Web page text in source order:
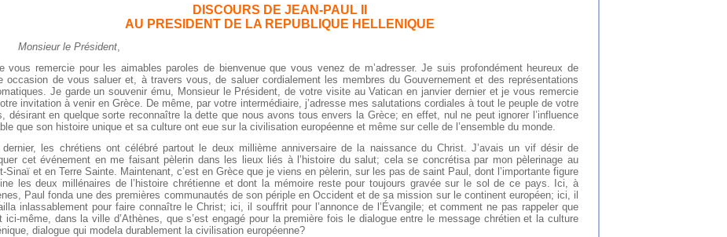
DISCOURS DE JEAN-PAUL II
AU PRESIDENT DE LA REPUBLIQUE HELLENIQUE
Monsieur le Président,
vous remercie pour les aimables paroles de bienvenue que vous venez de m’adresser. Je suis profondément heureux de
occasion de vous saluer et, à travers vous, de saluer cordialement les membres du Gouvernement et des représentations
Je garde un souvenir ému, Monsieur le Président, de votre visite au Vatican en janvier dernier et je vous remercie
invitation à venir en Grèce. De même, par votre intermédiaire, j’adresse mes salutations cordiales à tout le peuple de votre
désirant en quelque sorte reconnaître la dette que nous avons tous envers la Grèce; en effet, nul ne peut ignorer l’influence
que son histoire unique et sa culture ont eue sur la civilisation européenne et même sur celle de l’ensemble du monde.
dernier, les chrétiens ont célébré partout le deux millième anniversaire de la naissance du Christ. J’avais un vif désir de
cet événement en me faisant pèlerin dans les lieux liés à l’histoire du salut; cela se concrétisa par mon pèlerinage au
Sinaï et en Terre Sainte. Maintenant, c’est en Grèce que je viens en pèlerin, sur les pas de saint Paul, dont l’importante figure
les deux millénaires de l’histoire chrétienne et dont la mémoire reste pour toujours gravée sur le sol de ce pays. Ici, à
Paul fonda une des premières communautés de son périple en Occident et de sa mission sur le continent européen; ici, il
inlassablement pour faire connaître le Christ; ici, il souffrit pour l’annonce de l’Évangile; et comment ne pas rappeler que
ici-même, dans la ville d’Athènes, que s’est engagé pour la première fois le dialogue entre le message chrétien et la culture
dialogue qui modela durablement la civilisation européenne?